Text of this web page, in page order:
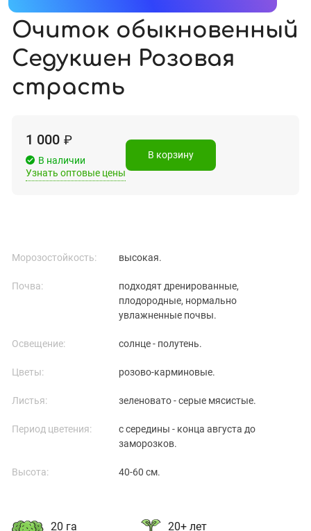
Очиток обыкновенный
Седукшен Розовая
страсть
1 000 ₽
В наличии
Узнать оптовые цены
В корзину
Морозостойкость: высокая.
Почва:
подходят дренированные,
плодородные, нормально
увлажненные почвы.
Освещение: солнце - полутень.
Цветы: розово-карминовые.
Листья: зеленовато - серые мясистые.
Период цветения:
с середины - конца августа до
заморозков.
Высота: 40-60 см.
20 га 20+ лет